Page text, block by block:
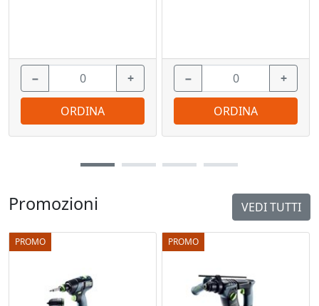
Promozioni VEDI TUTTI
PROMO PROMO
− +
ORDINA
− +
ORDINA